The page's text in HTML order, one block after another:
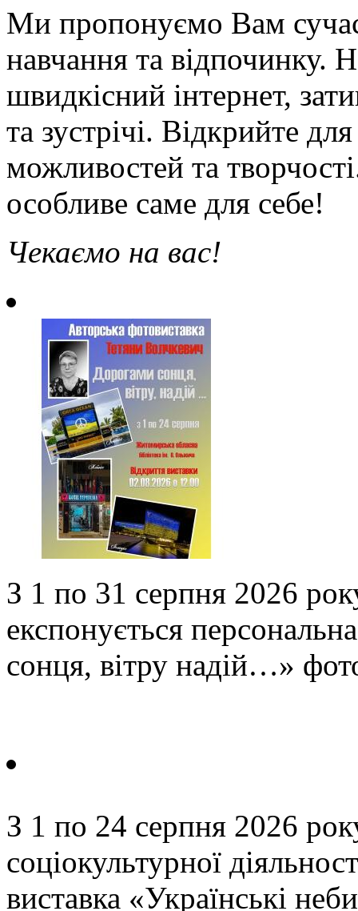
Ми пропонуємо Вам
навчання та відпочинку.
швидкісний інтернет,
та зустрічі. Відкрийте
можливостей та
особливе саме для себе!
Чекаємо на вас!
З 1 по 31 серпня 2026
експонується
сонця, вітру надій…»
З 1 по 24 серпня 2026
соціокультурної
виставка «Українські